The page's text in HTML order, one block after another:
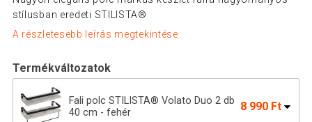
stílusban eredeti STILISTA®
A részletesebb leírás megtekintése
Termékváltozatok
Fali polc STILISTA® Volato Duo 2 db
40 cm - fehér
8 990 Ft